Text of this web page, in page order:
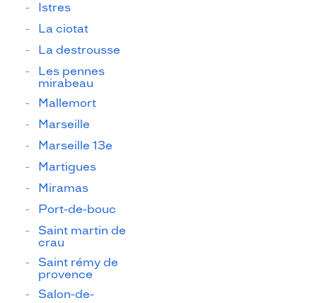
Istres
La ciotat
La destrousse
Les pennes
mirabeau
Mallemort
Marseille
Marseille 13e
Martigues
Miramas
Port-de-bouc
Saint martin de
crau
Saint rémy de
provence
Salon-de-